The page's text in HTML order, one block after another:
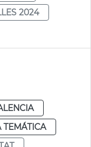
2024
TEMÁTICA